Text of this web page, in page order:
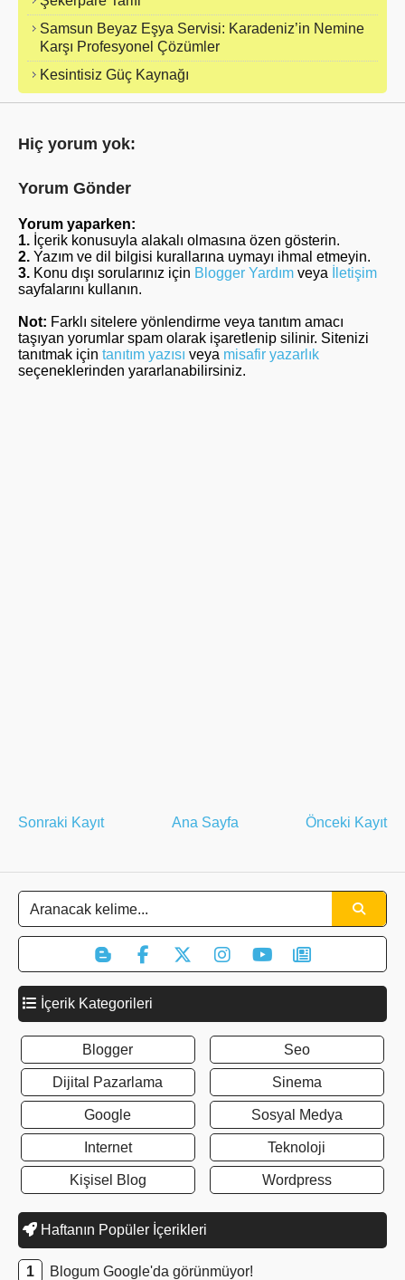
Samsun Beyaz Eşya Servisi: Karadeniz’in Nemine
Karşı Profesyonel Çözümler
Kesintisiz Güç Kaynağı
Hiç yorum yok:
Yorum Gönder
Yorum yaparken:
1. İçerik konusuyla alakalı olmasına özen gösterin.
2. Yazım ve dil bilgisi kurallarına uymayı ihmal etmeyin.
3. Konu dışı sorularınız için Blogger Yardım veya
İletişim
sayfalarını kullanın.
Not: Farklı sitelere yönlendirme veya tanıtım amacı
taşıyan yorumlar spam olarak işaretlenip silinir. Sitenizi
tanıtmak için tanıtım yazısı veya misafir yazarlık
seçeneklerinden yararlanabilirsiniz.
Sonraki Kayıt Önceki Kayıt
Ana Sayfa
İçerik Kategorileri
Blogger
Dijital Pazarlama
Google
Internet
Kişisel Blog
Seo
Sinema
Sosyal Medya
Teknoloji
Wordpress
Haftanın Popüler İçerikleri
Blogum Google'da görünmüyor!